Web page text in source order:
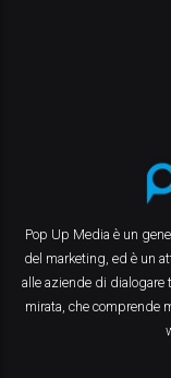
Pop Up Media è un
del marketing, ed è un
alle aziende di dialogare
mirata, che comprende